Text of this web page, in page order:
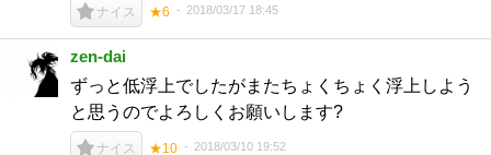
ナイス ★6 2018/03/17 18:45
zen-dai
ずっと低浮上でしたがまたちょくちょく浮上しよう
と思うのでよろしくお願いします?
ナイス ★10 2018/03/10 19:52